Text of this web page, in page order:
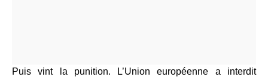
Puis vint la punition. L’Union européenne a interdit